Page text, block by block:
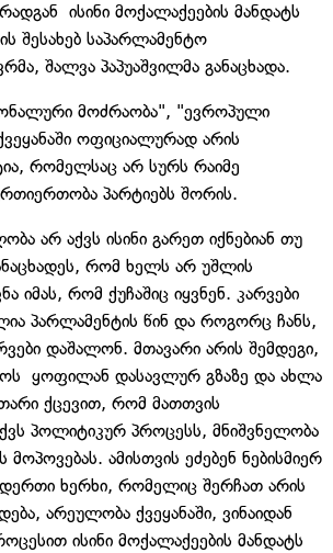
ისინი მოქალაქეების მანდატს
შესახებ საპარლამენტო
შალვა პაპუაშვილმა განაცხადა.
მოძრაობა", "ევროპული
ოფიციალურად არის
რომელსაც არ სურს რაიმე
პარტიებს შორის.
არ აქვს ისინი გარეთ იქნებიან თუ
რომ ხელს არ უშლის
იმას, რომ ქუჩაშიც იყვნენ. კარვები
პარლამენტის წინ და როგორც ჩანს,
დაშალონ. მთავარი არის შემდეგი,
ყოფილან დასავლურ გზაზე და ახლა
ქცევით, რომ მათთვის
პოლიტიკურ პროცესს, მნიშვნელობა
ამისთვის ეძებენ ნებისმიერ
ხერხი, რომელიც შერჩათ არის
არეულობა ქვეყანაში, ვინაიდან
ისინი მოქალაქეების მანდატს